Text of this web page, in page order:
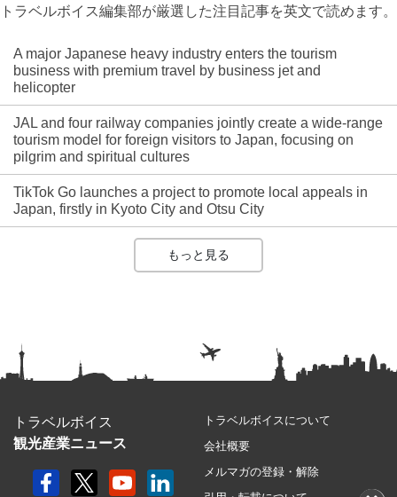
トラベルボイス編集部が厳選した注目記事を英文で読めます。
A major Japanese heavy industry enters the tourism
business with premium travel by business jet and
helicopter
JAL and four railway companies jointly create a wide-range
tourism model for foreign visitors to Japan, focusing on
pilgrim and spiritual cultures
TikTok Go launches a project to promote local appeals in
Japan, firstly in Kyoto City and Otsu City
もっと見る
トラベルボイス
観光産業ニュース
トラベルボイスについて
会社概要
メルマガの登録・解除